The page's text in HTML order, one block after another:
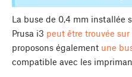
La buse de 0,4 mm installée
Prusa i3 peut être trouvée
proposons également une
compatible avec les